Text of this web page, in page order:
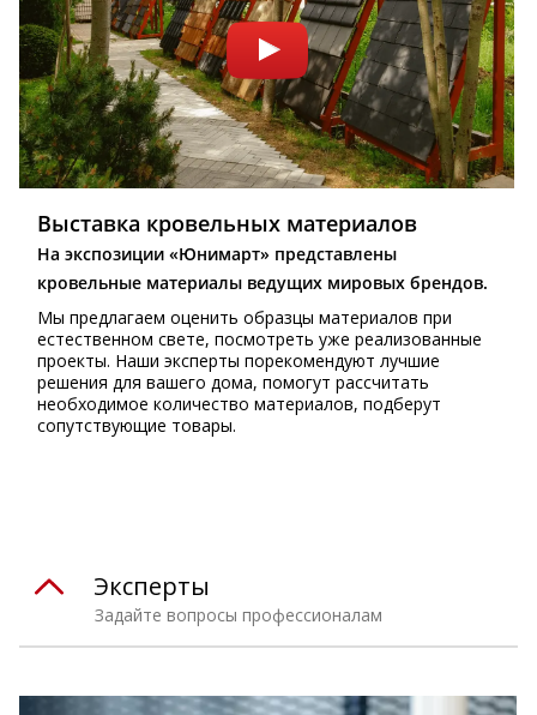
Выставка кровельных материалов
На экспозиции «Юнимарт» представлены
кровельные материалы ведущих мировых брендов.
Мы предлагаем оценить образцы материалов при
естественном свете, посмотреть уже реализованные
проекты. Наши эксперты порекомендуют лучшие
решения для вашего дома, помогут рассчитать
необходимое количество материалов, подберут
сопутствующие товары.
Задайте вопросы профессионалам
Эксперты